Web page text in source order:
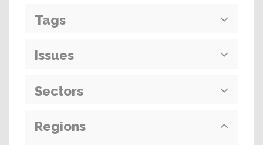
Tags
Issues
Sectors
Regions